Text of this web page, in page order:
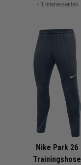
+ 1 Interessenten
Nike Park 26
Trainingshose